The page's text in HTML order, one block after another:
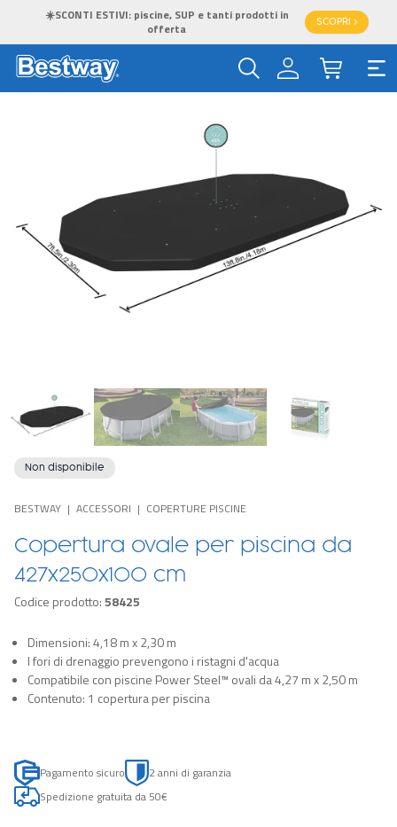
☀️SCONTI ESTIVI: piscine, SUP e tanti prodotti in
offerta
SCOPRI >
Non disponibile
BESTWAY ACCESSORI COPERTURE PISCINE
Copertura ovale per piscina da
427x250x100 cm
Codice prodotto:58425
Dimensioni: 4,18 m x 2,30 m
I fori di drenaggio prevengono i ristagni d'acqua
Compatibile con piscine Power Steel™ ovali da 4,27 m x 2,50 m
Contenuto: 1 copertura per piscina
Pagamento sicuro
2 anni di garanzia
Spedizione gratuita da 50€